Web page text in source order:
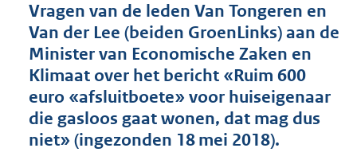
d
s
g
r
o
t
t
Vragen van de leden Van Tongeren en
Van der Lee (beiden GroenLinks) aan de
Minister van Economische Zaken en
Klimaat over het bericht «Ruim 600
euro «afsluitboete» voor huiseigenaar
die gasloos gaat wonen, dat mag dus
niet» (ingezonden 18 mei 2018).